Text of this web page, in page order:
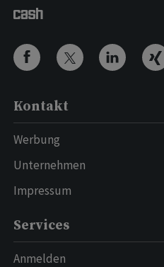
Kontakt
Werbung
Unternehmen
Impressum
Services
Anmelden